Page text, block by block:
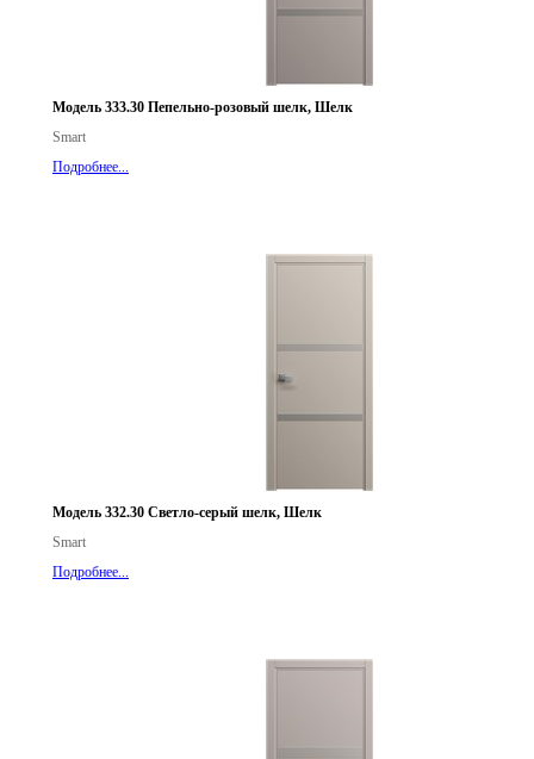
Модель 333.30 Пепельно-розовый шелк, Шелк
Smart
Подробнее...
Модель 332.30 Светло-серый шелк, Шелк
Smart
Подробнее...